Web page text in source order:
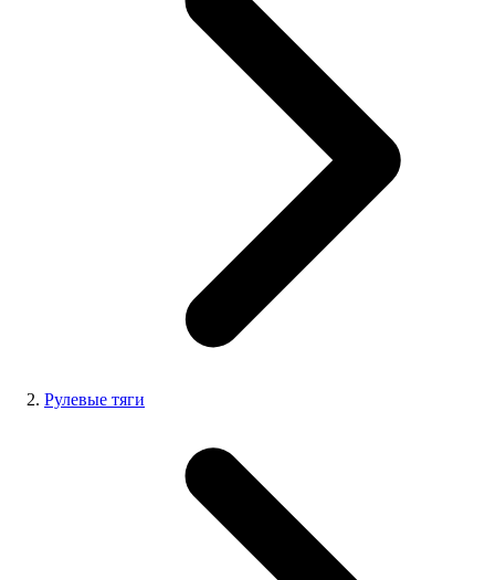
Рулевые тяги